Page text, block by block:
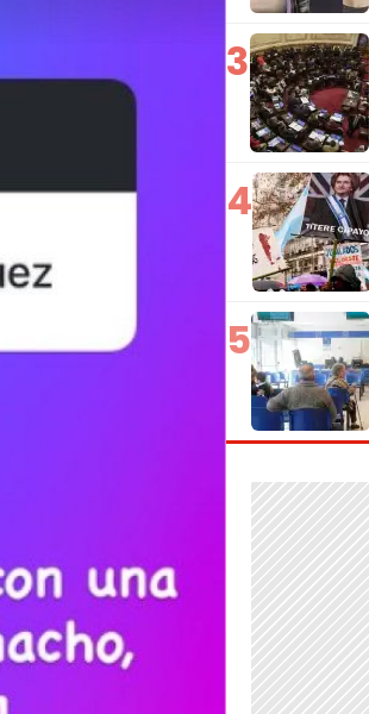
3
4
5